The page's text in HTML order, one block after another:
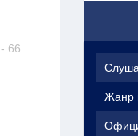
- 66
Жанр